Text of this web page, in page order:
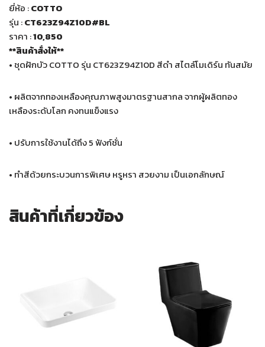
ยี่ห้อ :COTTO
รุ่น :CT623Z94Z10D#BL
ราคา :10,850
**สินค้าสั่งให้**
• ชุดฝักบัว COTTO รุ่น CT623Z94Z10D สีดำ สไตล์โมเดิร์น ทันสมัย
• ผลิตจากทองเหลืองคุณภาพสูงมาตรฐานสากล จากผู้ผลิตทอง
เหลืองระดับโลก คงทนแข็งแรง
• ปรับการใช้งานได้ถึง 5 ฟังก์ชั่น
• ทําสีด้วยกระบวนการพิเศษ หรูหรา สวยงาม เป็นเอกลักษณ์
สินค้าที่เกี่ยวข้อง